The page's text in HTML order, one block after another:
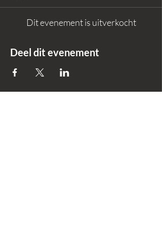
Dit evenement is uitverkocht
Deel dit evenement